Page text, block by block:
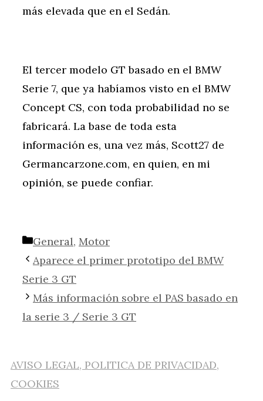
más elevada que en el Sedán.
El tercer modelo GT basado en el BMW
Serie 7, que ya habíamos visto en el BMW
Concept CS, con toda probabilidad no se
fabricará. La base de toda esta
información es, una vez más, Scott27 de
Germancarzone.com, en quien, en mi
opinión, se puede confiar.
Categorías
General, Motor
Aparece el primer prototipo del BMW
Serie 3 GT
Más información sobre el PAS basado en
la serie 3 / Serie 3 GT
AVISO LEGAL, POLITICA DE PRIVACIDAD,
COOKIES